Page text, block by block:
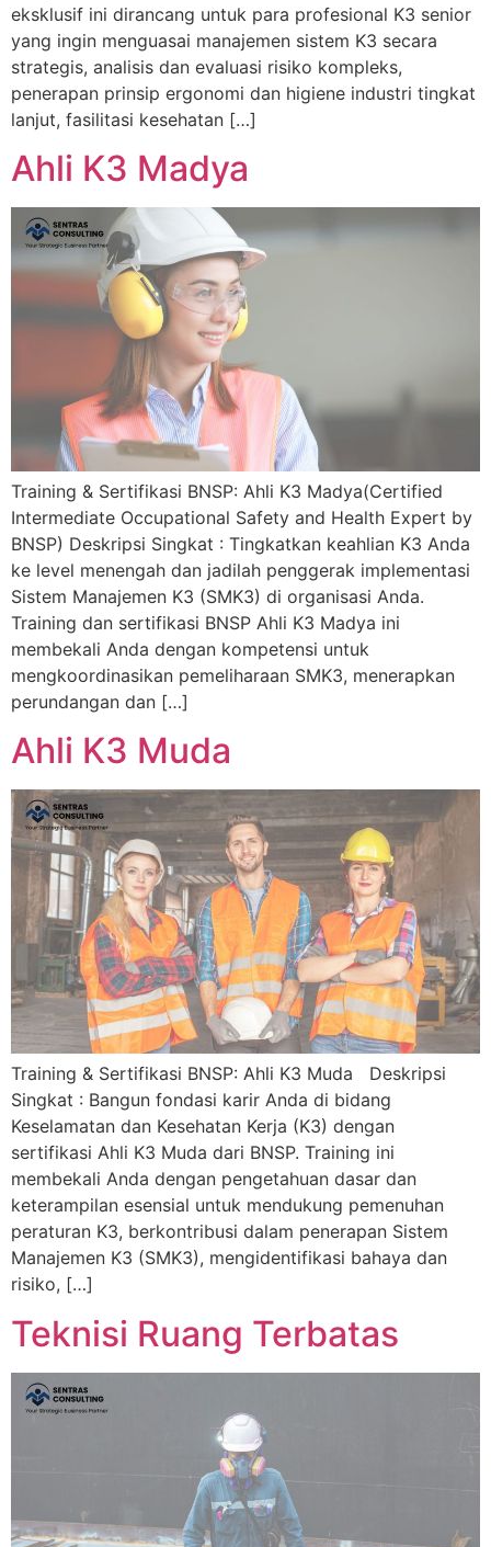
eksklusif ini dirancang untuk para profesional K3 senior
yang ingin menguasai manajemen sistem K3 secara
strategis, analisis dan evaluasi risiko kompleks,
penerapan prinsip ergonomi dan higiene industri tingkat
lanjut, fasilitasi kesehatan […]
Ahli K3 Madya
Training & Sertifikasi BNSP: Ahli K3 Madya(Certified
Intermediate Occupational Safety and Health Expert by
BNSP) Deskripsi Singkat : Tingkatkan keahlian K3 Anda
ke level menengah dan jadilah penggerak implementasi
Sistem Manajemen K3 (SMK3) di organisasi Anda.
Training dan sertifikasi BNSP Ahli K3 Madya ini
membekali Anda dengan kompetensi untuk
mengkoordinasikan pemeliharaan SMK3, menerapkan
perundangan dan […]
Ahli K3 Muda
Training & Sertifikasi BNSP: Ahli K3 Muda Deskripsi
Singkat : Bangun fondasi karir Anda di bidang
Keselamatan dan Kesehatan Kerja (K3) dengan
sertifikasi Ahli K3 Muda dari BNSP. Training ini
membekali Anda dengan pengetahuan dasar dan
keterampilan esensial untuk mendukung pemenuhan
peraturan K3, berkontribusi dalam penerapan Sistem
Manajemen K3 (SMK3), mengidentifikasi bahaya dan
risiko, […]
Teknisi Ruang Terbatas